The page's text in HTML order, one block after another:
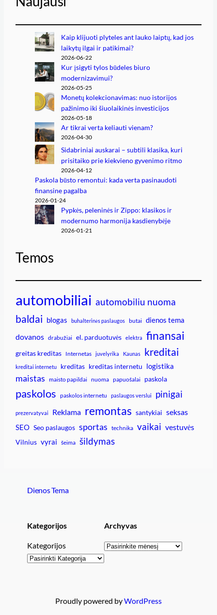
Kaip klijuoti plyteles ant lauko laiptų, kad jos
laikytų ilgai ir patikimai?
2026-06-22
Kur įsigyti tylos būdeles biuro
modernizavimui?
2026-05-25
Monetų kolekcionavimas: nuo istorijos
pažinimo iki šiuolaikinės investicijos
2026-05-18
Ar tikrai verta keliauti vienam?
2026-04-30
Sidabriniai auskarai – subtili klasika, kuri
prisitaiko prie kiekvieno gyvenimo ritmo
2026-04-12
Paskola būsto remontui: kada verta pasinaudoti
finansine pagalba
2026-01-24
Pypkės, peleninės ir Zippo: klasikos ir
modernumo harmonija kasdienybėje
2026-01-21
Temos
automobiliai automobiliu nuoma
baldai blogas buhalterinės paslaugos butai dienos tema
dovanos drabužiai el. parduotuvės elektra finansai
greitas kreditas Internetas juvelyrika Kaunas kreditai
kreditai internetu kreditas kreditas internetu logistika
maistas maisto papildai nuoma papuošalai paskola
paskolos paskolos internetu paslaugos verslui pinigai
prezervatyvai Reklama remontas santykiai seksas
SEO Seo paslaugos sportas technika vaikai vestuvės
Vilnius vyrai šeima šildymas
Dienos Tema
Kategorijos
Kategorijos
Archyvas
Archyvai
Proudly powered byWordPress